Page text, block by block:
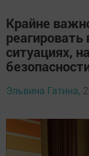
Крайне
ситуациях,
Эльвина Гатина,